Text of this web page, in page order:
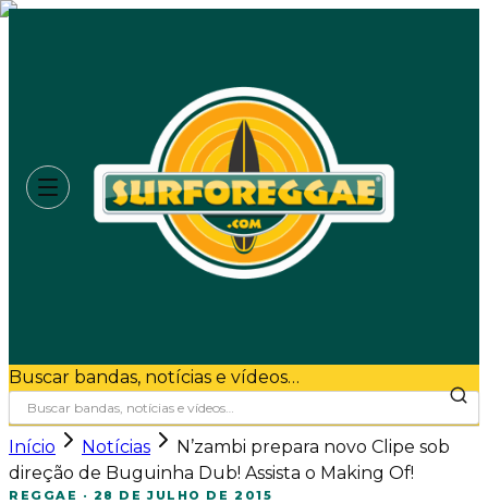
Buscar bandas, notícias e vídeos…
Início Notícias
N’zambi prepara novo Clipe sob
direção de Buguinha Dub! Assista o Making Of!
REGGAE · 28 DE JULHO DE 2015